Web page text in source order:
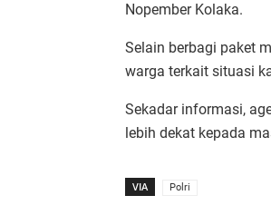
Nopember Kolaka.
Selain berbagi paket
warga terkait situasi
Sekadar informasi,
lebih dekat kepada
VIA Polri